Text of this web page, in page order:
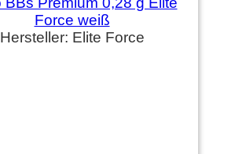
Hersteller: Elite Force